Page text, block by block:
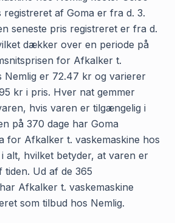
af Goma er fra d. 3.
seneste pris registreret er fra d.
dækker over en periode på
for Afkalker t.
Nemlig er 72.47 kr og varierer
kr i pris. Hver nat gemmer
hvis varen er tilgængelig i
på 370 dage har Goma
for Afkalker t. vaskemaskine hos
i alt, hvilket betyder, at varen er
Ud af de 365
Afkalker t. vaskemaskine
som tilbud hos Nemlig.